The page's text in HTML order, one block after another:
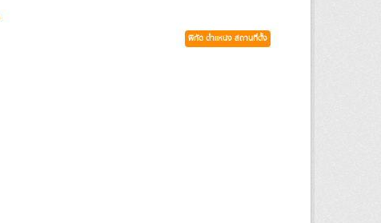
พิกัด ตำแหน่ง สถานที่ตั้ง